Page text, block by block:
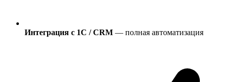
Интеграция с 1С / CRM — полная автоматизация